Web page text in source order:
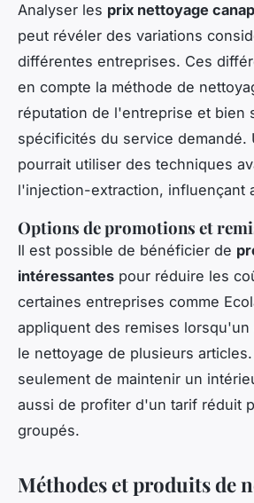
Analyser les prix nettoyage
peut révéler des variations
différentes entreprises. Ces
en compte la méthode de
réputation de l'entreprise et bien
spécificités du service demandé.
pourrait utiliser des techniques
l'injection-extraction, influençant
Options de promotions et
Il est possible de bénéficier de
intéressantes pour réduire les
certaines entreprises comme
appliquent des remises
le nettoyage de plusieurs
seulement de maintenir un
aussi de profiter d'un tarif réduit
groupés.
Méthodes et produits de